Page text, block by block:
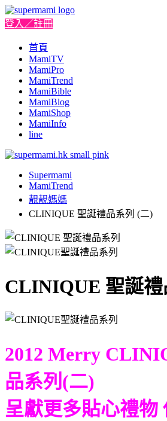
登入／註冊
首頁
MamiTV
MamiPro
MamiTrend
MamiBible
MamiBlog
MamiShop
MamiInfo
line
Supermami
MamiTrend
靚靚媽媽
CLINIQUE 聖誕禮品系列 (二)
CLINIQUE 聖誕禮
2012 Merry
品系列(二)
呈獻更多貼心禮物